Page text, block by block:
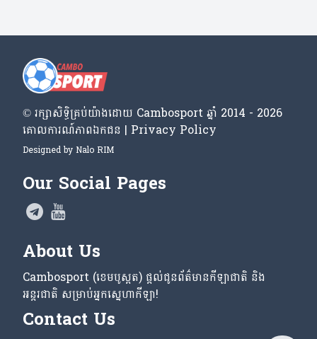
© រក្សា​សិទ្ធិ​គ្រប់​យ៉ាង​ដោយ​ Cambosport ឆ្នាំ 2014 - 2026
គោលការណ៍​ភាព​ឯកជន | Privacy Policy
Designed by Nalo RIM
Our Social Pages
About Us
Cambosport (ខេមបូស្ពត) ផ្តល់ជូនព័ត៌មានកីឡាជាតិ និង
អន្តរជាតិ សម្រាប់អ្នកស្នេហាកីឡា!
Contact Us